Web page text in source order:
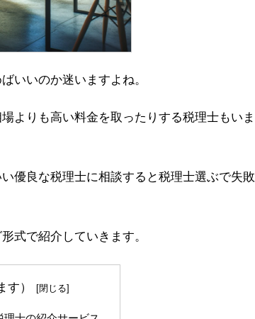
いいのか迷いますよね。
よりも高い料金を取ったりする税理士もいま
優良な税理士に相談すると税理士選ぶで失敗
式で紹介していきます。
）